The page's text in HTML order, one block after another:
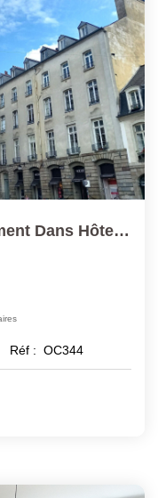
RENNES CENTRE. Appartement Dans Hôtel Particulier. T7...
Réf : OC344